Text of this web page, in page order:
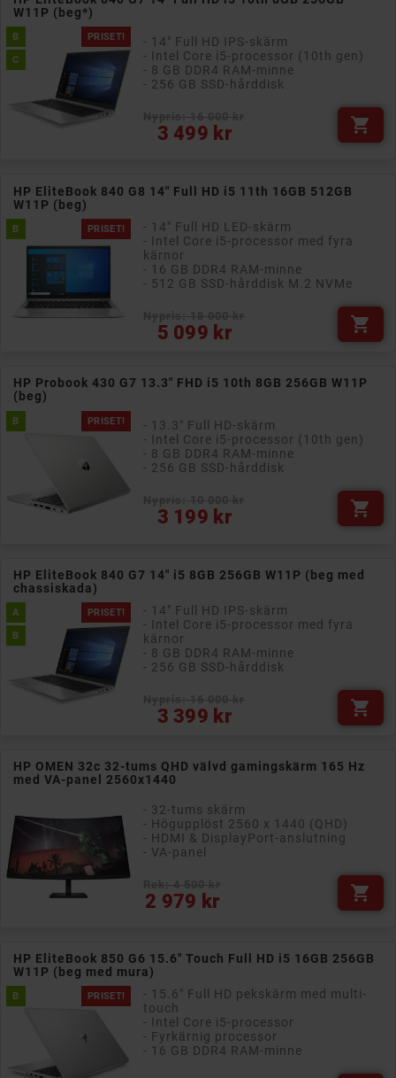
W11P (beg*)
PRISET!
B
C
- 14" Full HD IPS-skärm
- Intel Core i5-processor (10th gen)
- 8 GB DDR4 RAM-minne
- 256 GB SSD-hårddisk
3 499 kr
Pris 
HP EliteBook 840 G8 14" Full HD i5 11th 16GB 512GB
W11P (beg)
PRISET!
B
- 14" Full HD LED-skärm
- Intel Core i5-processor med fyra
kärnor
- 16 GB DDR4 RAM-minne
- 512 GB SSD-hårddisk M.2 NVMe
5 099 kr
Pris 
HP Probook 430 G7 13.3" FHD i5 10th 8GB 256GB W11P
(beg)
PRISET!
B
- 13.3" Full HD-skärm
- Intel Core i5-processor (10th gen)
- 8 GB DDR4 RAM-minne
- 256 GB SSD-hårddisk
3 199 kr
Pris 
HP EliteBook 840 G7 14" i5 8GB 256GB W11P (beg med
chassiskada)
PRISET!
A
B
- 14" Full HD IPS-skärm
- Intel Core i5-processor med fyra
kärnor
- 8 GB DDR4 RAM-minne
- 256 GB SSD-hårddisk
3 399 kr
Pris 
HP OMEN 32c 32-tums QHD välvd gamingskärm 165 Hz
med VA-panel 2560x1440
- 32-tums skärm
- Högupplöst 2560 x 1440 (QHD)
- HDMI & DisplayPort-anslutning
- VA-panel
2 979 kr
Pris 
HP EliteBook 850 G6 15.6" Touch Full HD i5 16GB 256GB
W11P (beg med mura)
PRISET!
B
- 15.6" Full HD pekskärm med multi-
touch
- Intel Core i5-processor
- Fyrkärnig processor
- 16 GB DDR4 RAM-minne